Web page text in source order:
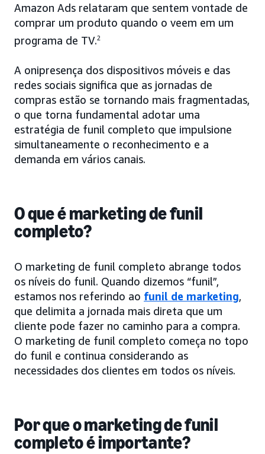
Amazon Ads relataram que sentem vontade de
comprar um produto quando o veem em um
programa de TV.2
A onipresença dos dispositivos móveis e das
redes sociais significa que as jornadas de
compras estão se tornando mais fragmentadas,
o que torna fundamental adotar uma
estratégia de funil completo que impulsione
simultaneamente o reconhecimento e a
demanda em vários canais.
O que é marketing de funil
completo?
O marketing de funil completo abrange todos
os níveis do funil. Quando dizemos “funil”,
estamos nos referindo ao funil de marketing,
que delimita a jornada mais direta que um
cliente pode fazer no caminho para a compra.
O marketing de funil completo começa no topo
do funil e continua considerando as
necessidades dos clientes em todos os níveis.
Por que o marketing de funil
completo é importante?